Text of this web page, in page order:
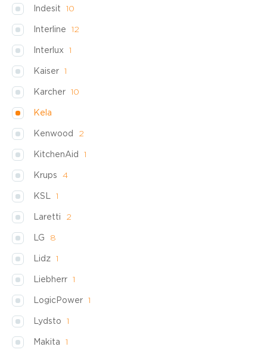
Indesit 10
Interline 12
Interlux 1
Kaiser 1
Karcher 10
Kela
Kenwood 2
KitchenAid 1
Krups 4
KSL 1
Laretti 2
LG 8
Lidz 1
Liebherr 1
LogicPower 1
Lydsto 1
Makita 1